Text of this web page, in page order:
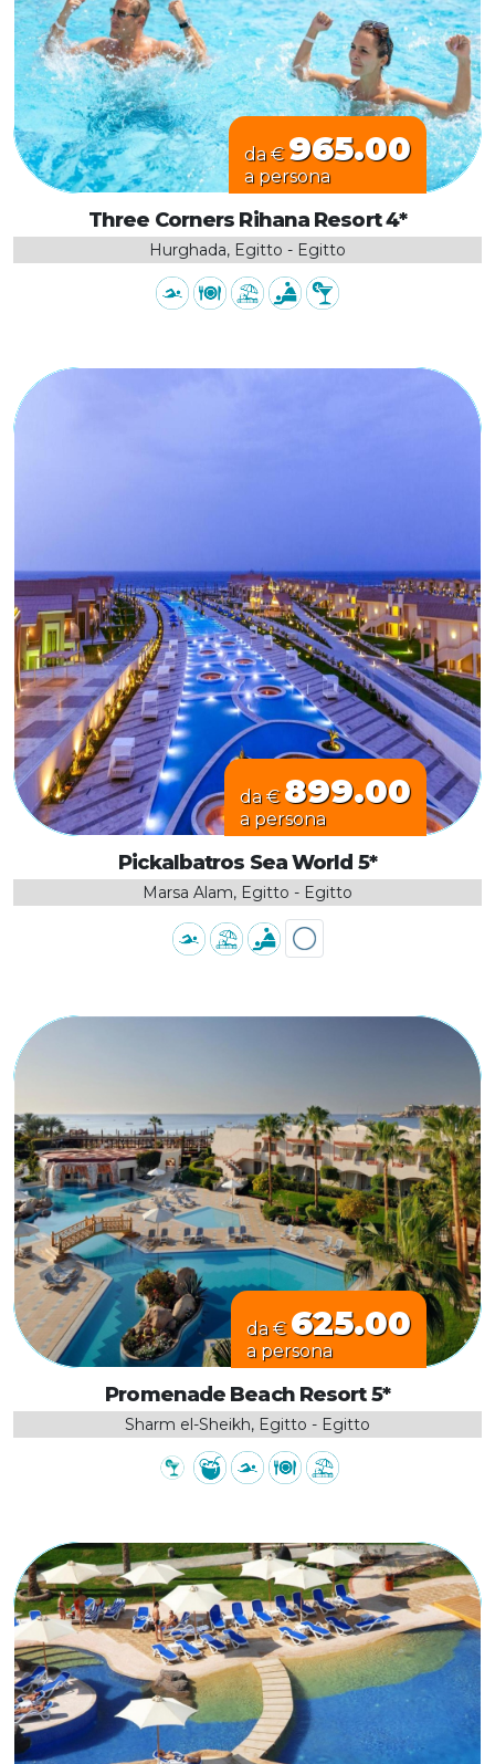
da € 965.00
a persona
Three Corners Rihana Resort 4*
Hurghada, Egitto - Egitto
da € 899.00
a persona
Pickalbatros Sea World 5*
Marsa Alam, Egitto - Egitto
da € 625.00
a persona
Promenade Beach Resort 5*
Sharm el-Sheikh, Egitto - Egitto